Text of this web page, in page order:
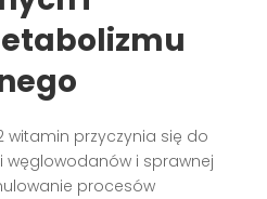
witamin przyczynia się do
węglowodanów i sprawnej
procesów